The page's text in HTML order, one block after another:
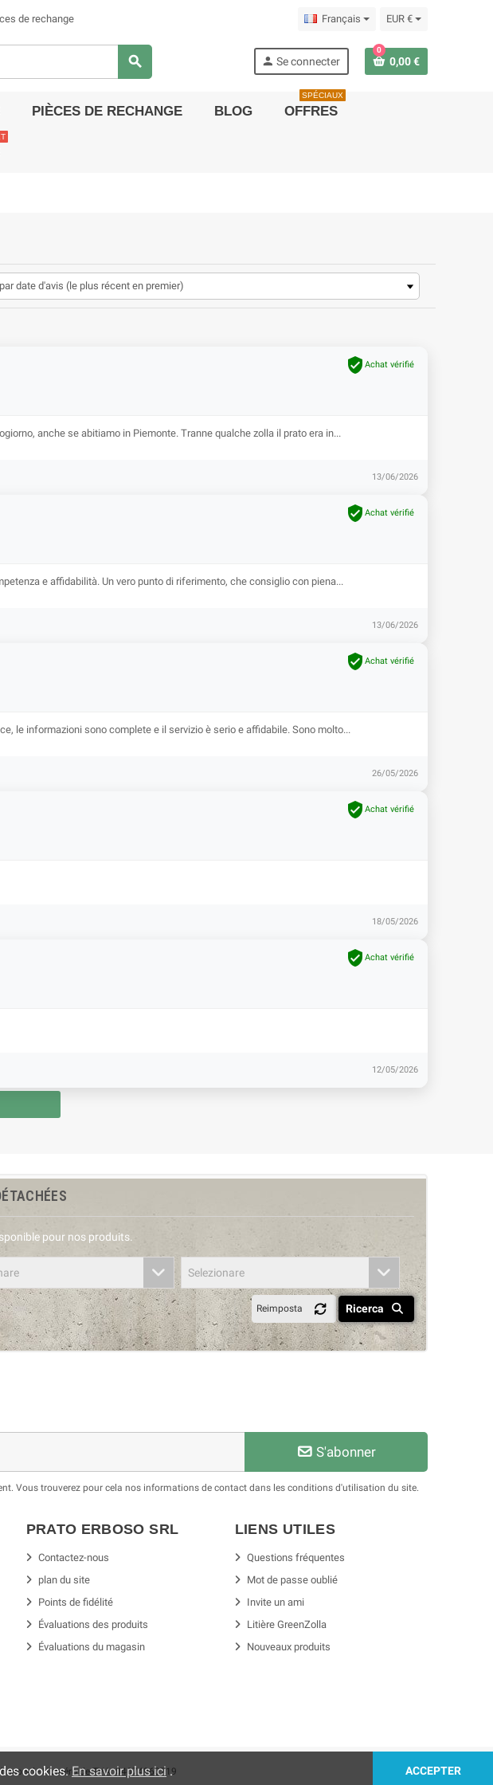
de rechange Français EUR €
search person Se connecter
0
0,00 €
PIÈCES DE RECHANGE BLOG OFFRES
SPÉCIAUX
 Achat vérifié
anche se abitiamo in Piemonte. Tranne qualche zolla il prato era in...
13/06/2026
 Achat vérifié
e affidabilità. Un vero punto di riferimento, che consiglio con piena...
13/06/2026
 Achat vérifié
le informazioni sono complete e il servizio è serio e affidabile. Sono molto...
26/05/2026
 Achat vérifié
18/05/2026
 Achat vérifié
12/05/2026
pour nos produits.
Selezionare
Reimposta Ricerca
S'abonner
Vous trouverez pour cela nos informations de contact dans les conditions d'utilisation du site.
PRATO ERBOSOSRL
Contactez-nous
plan du site
Points de fidélité
Évaluations des produits
Évaluations du magasin
LIENS UTILES
Questions fréquentes
Mot de passe oublié
Invite un ami
Litière GreenZolla
Nouveaux produits
srl- Numéro de TVA: 04074960719
cookies.En savoir plus ici. ACCEPTER